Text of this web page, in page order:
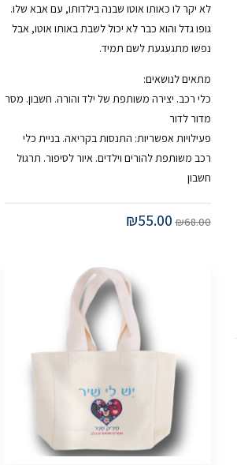
לא יקר לו כאותו אוטו שבנה בילדותו, עם אבא שלו.
גופו גדל והוא כבר לא יכול לשבת באותו אוטו, אבל
נפשו מתגעגעת לשם תמיד.
מתאים לנושאים:
כלי רכב. יצירה משותפת של ילד והורה. חשבון. מסר
מדור לדור
פעילויות אפשריות: התנסות בקריאה. בניית כלי
רכב משותפת להורים וילדים. איור לסיפור. תרגול
חשבון
₪68.00
₪55.00